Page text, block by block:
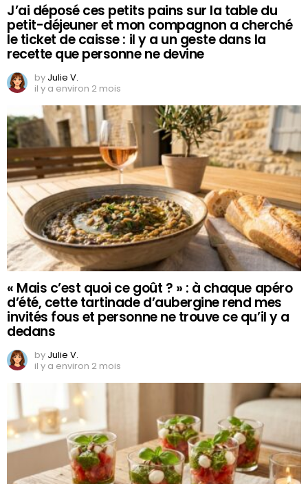
J’ai déposé ces petits pains sur la table du
petit-déjeuner et mon compagnon a cherché
le ticket de caisse : il y a un geste dans la
recette que personne ne devine
by Julie V.
il y a environ 2 mois
« Mais c’est quoi ce goût ? » : à chaque apéro
d’été, cette tartinade d’aubergine rend mes
invités fous et personne ne trouve ce qu’il y a
dedans
by Julie V.
il y a environ 2 mois